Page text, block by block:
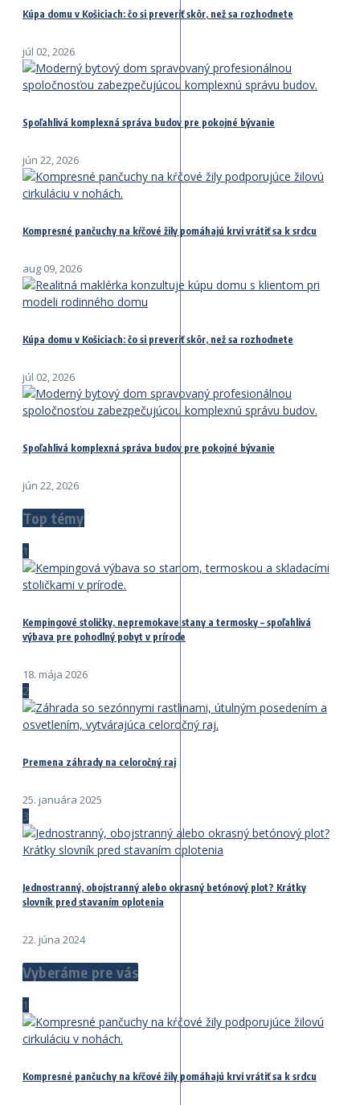
Kúpa domu v Košiciach: čo si preveriť skôr, než sa rozhodnete
júl 02, 2026
Spoľahlivá komplexná správa budov pre pokojné bývanie
jún 22, 2026
Kompresné pančuchy na kŕčové žily pomáhajú krvi vrátiť sa k srdcu
aug 09, 2026
Kúpa domu v Košiciach: čo si preveriť skôr, než sa rozhodnete
júl 02, 2026
Spoľahlivá komplexná správa budov pre pokojné bývanie
jún 22, 2026
Top témy
1
Kempingové stoličky, nepremokave stany a termosky – spoľahlivá
výbava pre pohodlný pobyt v prírode
18. mája 2026
2
Premena záhrady na celoročný raj
25. januára 2025
3
Jednostranný, obojstranný alebo okrasný betónový plot? Krátky
slovník pred stavaním oplotenia
22. júna 2024
Vyberáme pre vás
1
Kompresné pančuchy na kŕčové žily pomáhajú krvi vrátiť sa k srdcu